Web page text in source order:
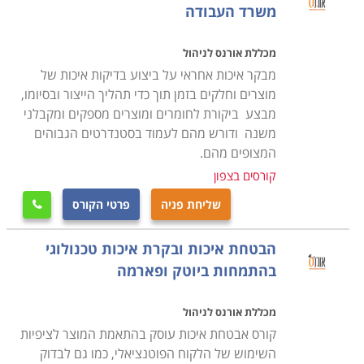
החומרים, בקרת תהליכים, בדיקות מוצר, איסוף נתונים
מקומות לימוד בצפון הארץ
קיים היצע רחב בענף ותוכלו להירשם לקורס אבטחת איכות
בצפון הארץ במספר מוסדות, להלן רשימה חלקית:
הטכניון חיפה
– קורס הנדסת איכות. היקף הקורס הוא 320
עם ניסיון בתחום אבטחת האיכות. מטרת הקורס היא להכין
את הלומדים לבחינת ההסמכה ל-
Certified Quality
Engineerשל האיגודים הישראליים והאמריקניים לאיכות.
הטכניון מציע גם מסלול אקדמי מלא בתואר ראשון – הנדסת
איכות בביו תהליכים.
אורט בראודה כרמיאל –
קורס הנדסת איכות
מסלול זה היא ההכנה לבחינות ה-QBE
(
Certified
Quality Engineer). על המועמדים להיות הנדסאים או
משרד העבודה
מכללת אורנס לניהול
מבקר איכות אחראי על ביצוע בדיקות איכות של
מוצרים וחלקים בזמן תוך כדי תהליך הייצור ובסיומו,
מבצע ביקורת לחומרים ומוצרים מספקים ומקבלני
משנה ודורש מהם לעמוד בסטנדרטים הגבוהים
המצופים מהם.
קורסים בצפון
שליחת פניה פרטי הקורס 
הבטחת איכות ובקרת איכות טכנולוגי
בהתמחות ביוטק ופארמה
מכללת אורנס לניהול
קורס אבטחת איכות עוסק בהתאמת המוצר לציפיות
השימוש של הלקוח הפוטנציאלי, כמו גם לבדוק